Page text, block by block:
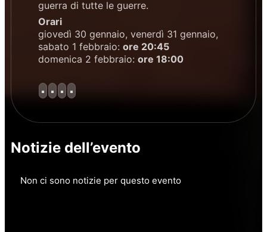
guerra di tutte le guerre.
Orari
giovedì 30 gennaio, venerdì 31 gennaio,
sabato 1 febbraio: ore 20:45
domenica 2 febbraio: ore 18:00
Notizie dell’evento
Non ci sono notizie per questo evento